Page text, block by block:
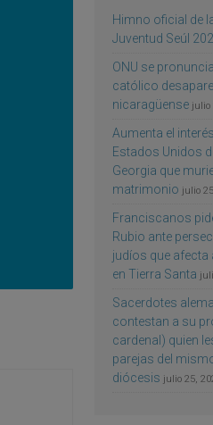
Himno oficial de
Juventud Seúl
ONU se
católico
nicaragüense julio
Aumenta el
Estados Unidos
Georgia que
matrimonio julio
Franciscanos
Rubio ante
judíos que
en Tierra Santa
Sacerdotes
contestan a su
cardenal) quien
parejas del
diócesis julio 25,